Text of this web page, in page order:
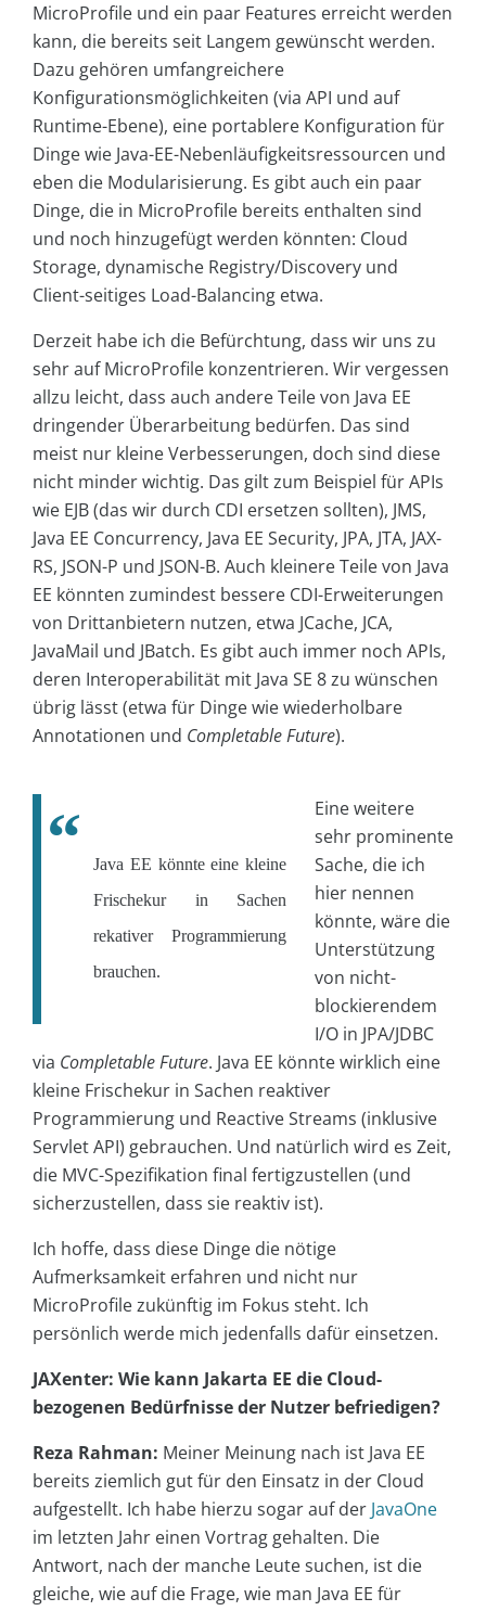
MicroProfile und ein paar Features erreicht werden
kann, die bereits seit Langem gewünscht werden.
Dazu gehören umfangreichere
Konfigurationsmöglichkeiten (via API und auf
Runtime-Ebene), eine portablere Konfiguration für
Dinge wie Java-EE-Nebenläufigkeitsressourcen und
eben die Modularisierung. Es gibt auch ein paar
Dinge, die in MicroProfile bereits enthalten sind
und noch hinzugefügt werden könnten: Cloud
Storage, dynamische Registry/Discovery und
Client-seitiges Load-Balancing etwa.
Derzeit habe ich die Befürchtung, dass wir uns zu
sehr auf MicroProfile konzentrieren. Wir vergessen
allzu leicht, dass auch andere Teile von Java EE
dringender Überarbeitung bedürfen. Das sind
meist nur kleine Verbesserungen, doch sind diese
nicht minder wichtig. Das gilt zum Beispiel für APIs
wie EJB (das wir durch CDI ersetzen sollten), JMS,
Java EE Concurrency, Java EE Security, JPA, JTA, JAX-
RS, JSON-P und JSON-B. Auch kleinere Teile von Java
EE könnten zumindest bessere CDI-Erweiterungen
von Drittanbietern nutzen, etwa JCache, JCA,
JavaMail und JBatch. Es gibt auch immer noch APIs,
deren Interoperabilität mit Java SE 8 zu wünschen
übrig lässt (etwa für Dinge wie wiederholbare
Annotationen und Completable Future).
Java EE könnte eine kleine
Frischekur in Sachen
rekativer Programmierung
brauchen.
Eine weitere
sehr prominente
Sache, die ich
hier nennen
könnte, wäre die
Unterstützung
von nicht-
blockierendem
I/O in JPA/JDBC
via Completable Future. Java EE könnte wirklich eine
kleine Frischekur in Sachen reaktiver
Programmierung und Reactive Streams (inklusive
Servlet API) gebrauchen. Und natürlich wird es Zeit,
die MVC-Spezifikation final fertigzustellen (und
sicherzustellen, dass sie reaktiv ist).
Ich hoffe, dass diese Dinge die nötige
Aufmerksamkeit erfahren und nicht nur
MicroProfile zukünftig im Fokus steht. Ich
persönlich werde mich jedenfalls dafür einsetzen.
JAXenter: Wie kann Jakarta EE die Cloud-
bezogenen Bedürfnisse der Nutzer befriedigen?
Reza Rahman: Meiner Meinung nach ist Java EE
bereits ziemlich gut für den Einsatz in der Cloud
aufgestellt. Ich habe hierzu sogar auf der JavaOne
im letzten Jahr einen Vortrag gehalten. Die
Antwort, nach der manche Leute suchen, ist die
gleiche, wie auf die Frage, wie man Java EE für